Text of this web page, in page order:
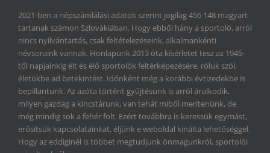
2021-ben a népszámlálási adatok szerint jogilag 456 148 magyart
tartanak számon Szlovákiában. Hogy ebből hány a sportoló, arról
nincs nyilvántartás, csak feltételezéseink, alkalmankénti
névsoraink vannak. Honlapunk 2013 óta kísérletet tesz az 1945-
től napjainkig élt és élő sportolók feltérképezésére, róluk szól,
életükbe ad betekintést. Időnként még a korábbi évtizedekbe is
bepillantunk. Az azóta történt gyűjtésünk is arról árulkodik,
milyen gazdag a kincstárunk, van tehát miből merítenünk, de
még mindig sok a fehér folt. Ezért továbbra is keressük egymást,
erősítsük kapcsolatainkat, éljünk e weboldal kínálta lehetőséggel.
Hogy az eddiginél is többet megtudjunk önmagunkról, sportolói